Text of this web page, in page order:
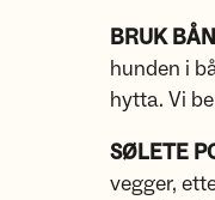
BRUK
hunden i
hytta. Vi
SØLETE
vegger,